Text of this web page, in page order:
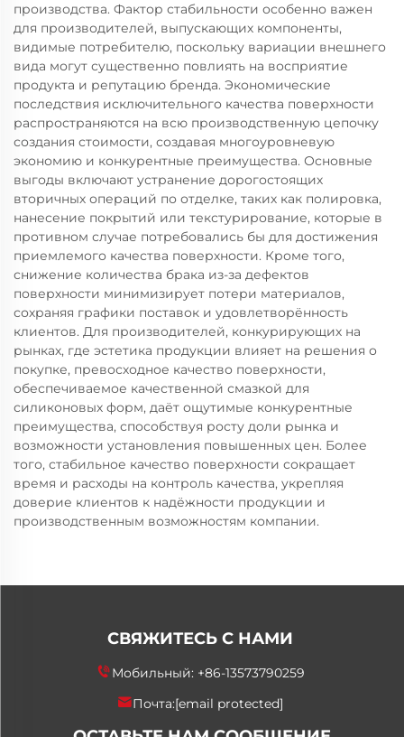
производства. Фактор стабильности особенно важен
для производителей, выпускающих компоненты,
видимые потребителю, поскольку вариации внешнего
вида могут существенно повлиять на восприятие
продукта и репутацию бренда. Экономические
последствия исключительного качества поверхности
распространяются на всю производственную цепочку
создания стоимости, создавая многоуровневую
экономию и конкурентные преимущества. Основные
выгоды включают устранение дорогостоящих
вторичных операций по отделке, таких как полировка,
нанесение покрытий или текстурирование, которые в
противном случае потребовались бы для достижения
приемлемого качества поверхности. Кроме того,
снижение количества брака из-за дефектов
поверхности минимизирует потери материалов,
сохраняя графики поставок и удовлетворённость
клиентов. Для производителей, конкурирующих на
рынках, где эстетика продукции влияет на решения о
покупке, превосходное качество поверхности,
обеспечиваемое качественной смазкой для
силиконовых форм, даёт ощутимые конкурентные
преимущества, способствуя росту доли рынка и
возможности установления повышенных цен. Более
того, стабильное качество поверхности сокращает
время и расходы на контроль качества, укрепляя
доверие клиентов к надёжности продукции и
производственным возможностям компании.
СВЯЖИТЕСЬ С НАМИ
Мобильный: +86-13573790259
Почта:[email protected]